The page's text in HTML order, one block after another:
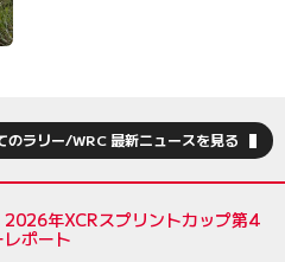
のラリー/WRC 最新ニュースを見る
年XCRスプリントカップ第4
ポート